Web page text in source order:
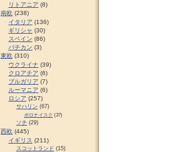
リトアニア (8)
南欧 (238)
イタリア (136)
ギリシャ (30)
スペイン (86)
バチカン (3)
東欧 (310)
ウクライナ (39)
クロアチア (6)
ブルガリア (7)
ルーマニア (6)
ロシア (257)
サハリン (67)
ポロナイスク (37)
ソチ (29)
西欧 (445)
イギリス (211)
スコットランド (15)